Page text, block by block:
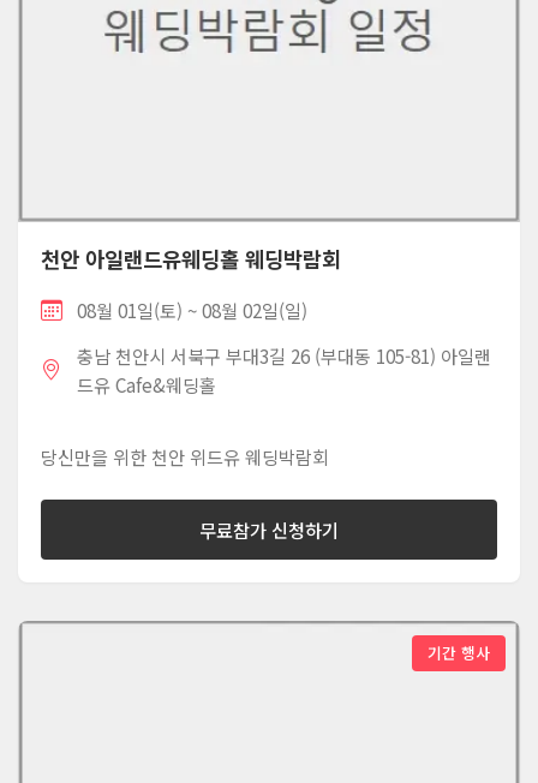
천안 아일랜드유웨딩홀 웨딩박람회
08월 01일(토) ~ 08월 02일(일)
충남 천안시 서북구 부대3길 26 (부대동 105-81) 아일랜
드유 Cafe&웨딩홀
당신만을 위한 천안 위드유 웨딩박람회
무료참가 신청하기
기간 행사